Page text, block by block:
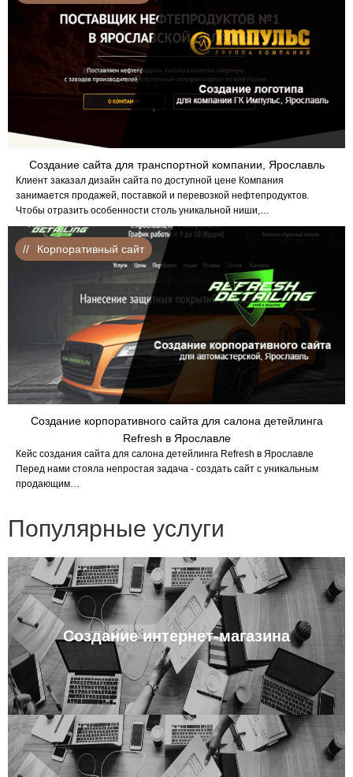
Создание сайта для транспортной компании, Ярославль
Клиент заказал дизайн сайта по доступной цене Компания
занимается продажей, поставкой и перевозкой нефтепродуктов.
Чтобы отразить особенности столь уникальной ниши,…
Создание корпоративного сайта для салона детейлинга
Refresh в Ярославле
Кейс создания сайта для салона детейлинга Refresh в Ярославле
Перед нами стояла непростая задача - создать сайт с уникальным
продающим…
Корпоративный сайт
Популярные услуги
Создание интернет-магазина